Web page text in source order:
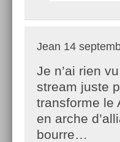
Jean 14
Je n’ai rien
stream juste
transforme le
en arche
bourre…